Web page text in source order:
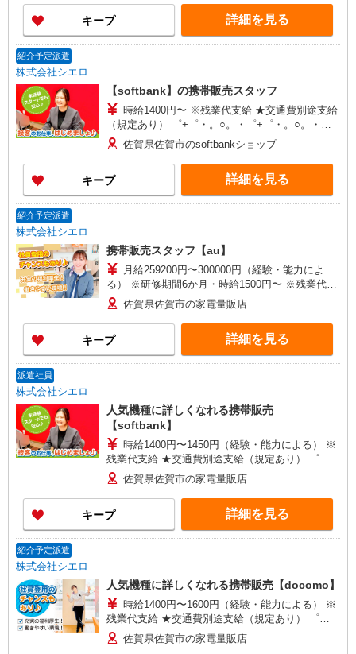
代支給 ゜+゜・。○。・゜+゜・。○。・゜+゜ 入
社祝い金10万円支給(規定有) お友達を紹介頂くと,
インセンティブ支給(規定有) ゜・。○。・゜
キープ 詳細を見る
紹介予定派遣
株式会社シエロ
【softbank】の携帯販売スタッフ
時給1400円〜 ※残業代支給 ★交通費別途支給
（規定あり） ゜+゜・。○。・゜+゜・。○。・゜
+゜ 入社祝い金10万円支給(規定有) お友達を紹介
頂くと, インセンティブ支給(規定有) ★月2回払
い・週払い可能（規程有）★ ゜・。○。・゜
+゜・。○。・゜+゜
佐賀県佐賀市のsoftbankショップ
キープ 詳細を見る
紹介予定派遣
株式会社シエロ
携帯販売スタッフ【au】
月給259200円〜300000円（経験・能力によ
る） ※研修期間6か月・時給1500円〜 ※残業代支
給 ★交通費別途支給（規定あり） ゜+゜・。
○。・゜+゜・。○。・゜+゜ 入社祝い金10万円支
給(規定有) お友達を紹介頂くと, インセンティブ支
給(規定有) ゜・。○。・゜+゜・。○。・゜+゜
佐賀県佐賀市の家電量販店
キープ 詳細を見る
派遣社員
株式会社シエロ
人気機種に詳しくなれる携帯販売
【softbank】
時給1400円〜1450円（経験・能力による） ※
残業代支給 ★交通費別途支給（規定あり） ゜
+゜・。○。・゜+゜・。○。・゜+゜ 入社祝い金10
万円支給(規定有) お友達を紹介頂くと, インセンテ
ィブ支給(規定有) ★月2回払い・週払い可能（規程
有）★ ゜・。○。・゜+゜・。○。・゜+゜
佐賀県佐賀市の家電量販店
キープ 詳細を見る
紹介予定派遣
株式会社シエロ
人気機種に詳しくなれる携帯販売【docomo】
時給1400円〜1600円（経験・能力による） ※
残業代支給 ★交通費別途支給（規定あり） ゜
+゜・。○。・゜+゜・。○。・゜+゜ 入社祝い金10
万円支給(規定有) お友達を紹介頂くと, インセンテ
佐賀県佐賀市の家電量販店